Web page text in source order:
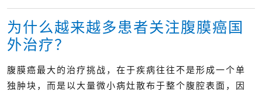
为什么越来越多患者关注腹膜癌国
外治疗？
腹膜癌最大的治疗挑战，在于疾病往往不是形成一个单
独肿块，而是以大量微小病灶散布于整个腹腔表面，因